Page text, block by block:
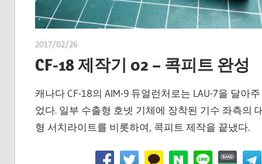
2017/02/26쭝
CF-18 제작기 02 – 콕피트 완성
캐나다 CF-18의 AIM-9 듀얼런처로는 LAU-7을 달아주
었다. 일부 수출형 호넷 기체에 장착된 기수 좌측의
형 서치라이트를 비롯하여, 콕피트 제작을 끝냈다.